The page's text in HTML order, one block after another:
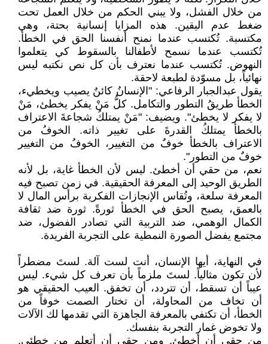
من خلال الفشل، ولا يبني الحكم من خلال العمل تحت
ضغط عدم اليقين. هذه المزايا إنسانية بحتة، وهي
مكتسبة. تُكتسب عندما نمنح أنفسنا الحق في الخطأ.
تُكتسب عندما نسمح لأطفالنا بالسقوط كي يتعلموا
النهوض. تُكتسب عندما نعترف بأن كل نص نكتبه ليس
نهائياً، بل مسوّدة لطبعة لاحقة.
يقول عبدالجبار الرفاعي: "الإنسانُ كائنٌ يصيب ويخطيء،
الخطأ طريقُ التطور والتكامل. كلُّ مَنْ يفكر يخطئ، مَنْ
لا يفكر لا يخطئ". ويضيف: "مَنْ يمتلكُ شجاعةَ الاعتراف
بالخطأ يمتلكُ القدرةَ على تغيير ذاته. الخوفُ من
الاعتراف بالخطأ خوفٌ من التغيير، الخوفُ من التغيير
خوفٌ من التطور".
نعم، من حقي أن أخطئ. ليس لأن الخطأ غاية، بل لأنه
الطريق الوحيد إلى المعرفة الحقيقية. في زمن تصبح فيه
المعرفة سلعة، وتُقاس الإنجازات الفكرية برأس المال لا
بالعمق، يصبح الحق في الخطأ ثورةً. ثورة ضد ثقافة
الكمال الوهمي، ضد التربية التي تصادر الفضول، ضد
مجتمع يفضل الصورة النمطية على التجربة الفريدة.
في النهاية، أيها الإنسان، أنت لست آلة. لستَ مضطراً
لأن تكون مثالياً. لستَ ملزماً بأن تعرف كل شيء. ليس
عيباً أن تسقط، أن تتردد، أن تخفق. العيب الحقيقي هو
أن تخاف من المحاولة، أن تختار الصمت خوفاً من
الخطأ، أن تكتفي بالمعرفة الجاهزة التي تقدمها لك الآلات
ولا تخوض غمار التجربة بنفسك.
من حقي أن أخطئ. ومن حقي أن أتعلم من خطئي.